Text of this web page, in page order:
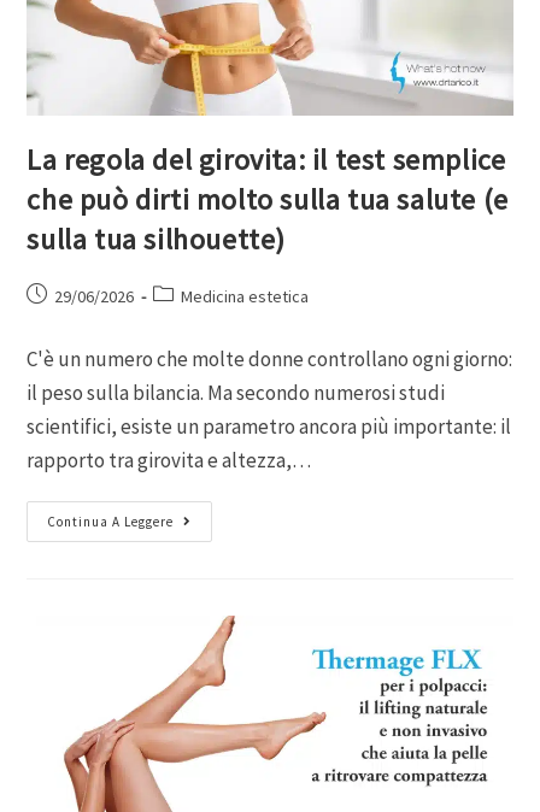
La regola del girovita: il test semplice
che può dirti molto sulla tua salute (e
sulla tua silhouette)
29/06/2026 Medicina estetica
C'è un numero che molte donne controllano ogni giorno:
il peso sulla bilancia. Ma secondo numerosi studi
scientifici, esiste un parametro ancora più importante: il
rapporto tra girovita e altezza,…
Continua A Leggere